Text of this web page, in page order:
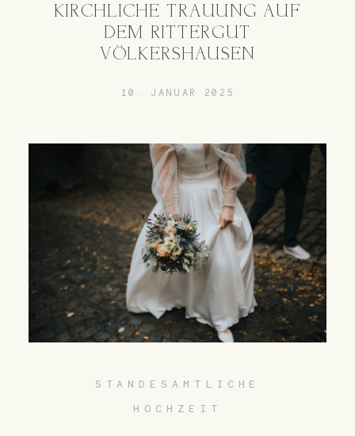
KIRCHLICHE TRAUUNG AUF
DEM RITTERGUT
VÖLKERSHAUSEN
10. JANUAR 2025
STANDESAMTLICHE
HOCHZEIT